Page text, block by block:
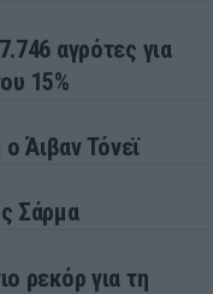
αγρότες για
15%
ο Άιβαν Τόνεϊ
Σάρμα
ρεκόρ για τη